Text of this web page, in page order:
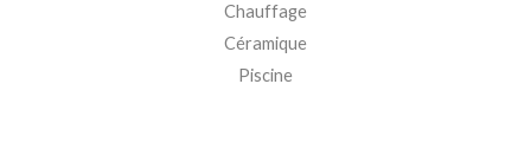
Chauffage
Céramique
Piscine